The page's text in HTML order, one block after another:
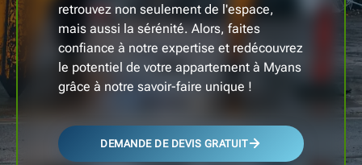
retrouvez non seulement de l'espace,
mais aussi la sérénité. Alors, faites
confiance à notre expertise et redécouvrez
le potentiel de votre appartement à Myans
grâce à notre savoir-faire unique !
DEMANDE DE DEVIS GRATUIT